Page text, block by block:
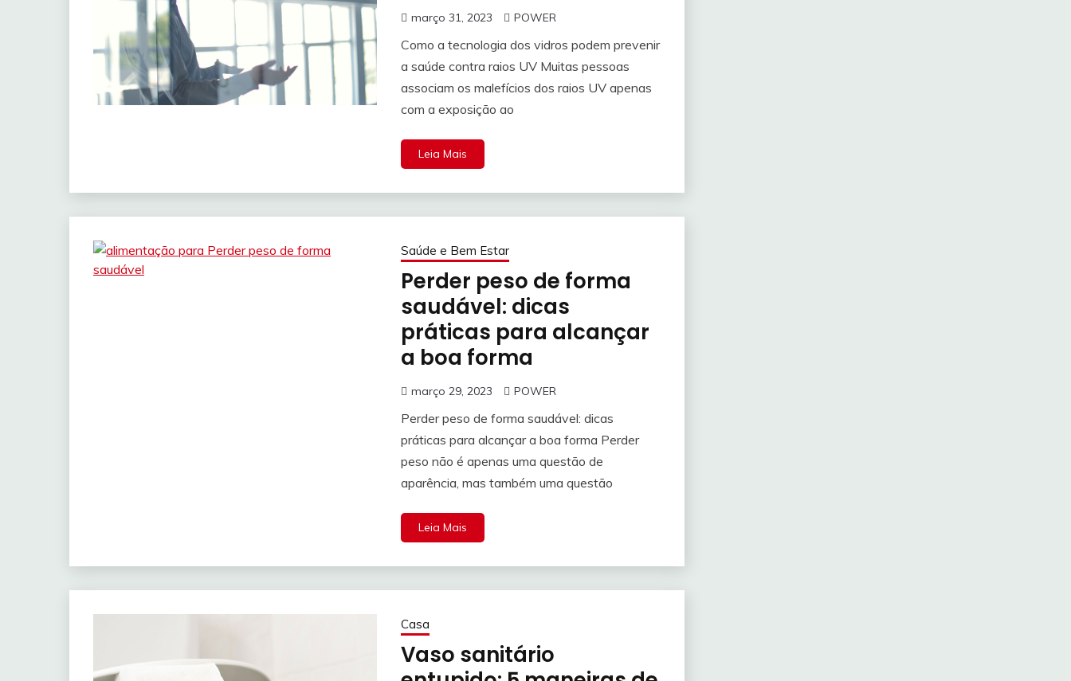
março 31, 2023 POWER
Como a tecnologia dos vidros podem prevenir
a saúde contra raios UV Muitas pessoas
associam os malefícios dos raios UV apenas
com a exposição ao
Leia Mais
Saúde e Bem Estar
Perder peso de forma
saudável: dicas
práticas para alcançar
a boa forma
março 29, 2023 POWER
Perder peso de forma saudável: dicas
práticas para alcançar a boa forma Perder
peso não é apenas uma questão de
aparência, mas também uma questão
Leia Mais
Casa
Vaso sanitário